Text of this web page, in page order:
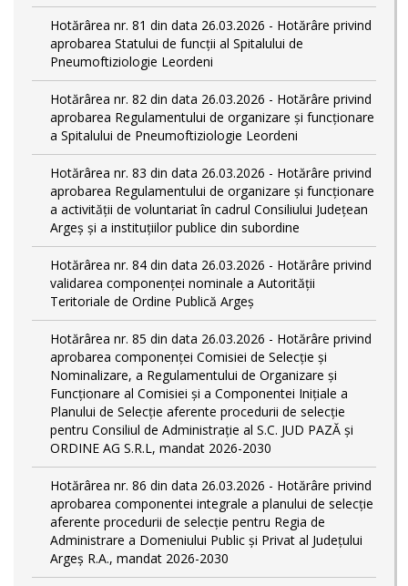
Hotărârea nr. 81 din data 26.03.2026 - Hotărâre privind
aprobarea Statului de funcții al Spitalului de
Pneumoftiziologie Leordeni
Hotărârea nr. 82 din data 26.03.2026 - Hotărâre privind
aprobarea Regulamentului de organizare şi funcţionare
a Spitalului de Pneumoftiziologie Leordeni
Hotărârea nr. 83 din data 26.03.2026 - Hotărâre privind
aprobarea Regulamentului de organizare și funcționare
a activității de voluntariat în cadrul Consiliului Județean
Argeș și a instituțiilor publice din subordine
Hotărârea nr. 84 din data 26.03.2026 - Hotărâre privind
validarea componenței nominale a Autorității
Teritoriale de Ordine Publică Argeș
Hotărârea nr. 85 din data 26.03.2026 - Hotărâre privind
aprobarea componenței Comisiei de Selecție și
Nominalizare, a Regulamentului de Organizare și
Funcționare al Comisiei și a Componentei Inițiale a
Planului de Selecție aferente procedurii de selecție
pentru Consiliul de Administrație al S.C. JUD PAZĂ și
ORDINE AG S.R.L, mandat 2026-2030
Hotărârea nr. 86 din data 26.03.2026 - Hotărâre privind
aprobarea componentei integrale a planului de selecție
aferente procedurii de selecție pentru Regia de
Administrare a Domeniului Public şi Privat al Județului
Argeș R.A., mandat 2026-2030